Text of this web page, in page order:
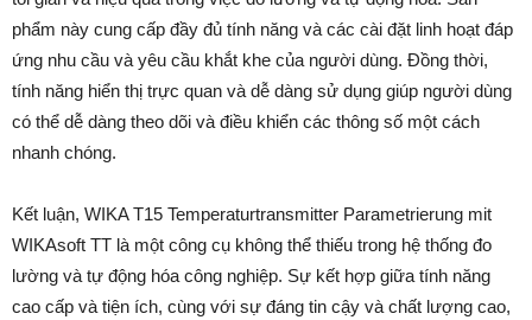
phẩm này cung cấp đầy đủ tính năng và các cài đặt linh hoạt đáp
ứng nhu cầu và yêu cầu khắt khe của người dùng. Đồng thời,
tính năng hiển thị trực quan và dễ dàng sử dụng giúp người dùng
có thể dễ dàng theo dõi và điều khiển các thông số một cách
nhanh chóng.
Kết luận, WIKA T15 Temperaturtransmitter Parametrierung mit
WIKAsoft TT là một công cụ không thể thiếu trong hệ thống đo
lường và tự động hóa công nghiệp. Sự kết hợp giữa tính năng
cao cấp và tiện ích, cùng với sự đáng tin cậy và chất lượng cao,